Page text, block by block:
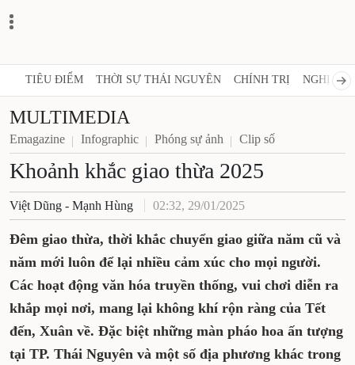
TIÊU ĐIỂM THỜI SỰ THÁI NGUYÊN CHÍNH TRỊ NGHỊ
MULTIMEDIA
Emagazine Infographic Phóng sự ảnh Clip số
Khoảnh khắc giao thừa 2025
Việt Dũng - Mạnh Hùng 02:32, 29/01/2025
Đêm giao thừa, thời khắc chuyển giao giữa năm cũ và
năm mới luôn để lại nhiều cảm xúc cho mọi người.
Các hoạt động văn hóa truyền thống, vui chơi diễn ra
khắp mọi nơi, mang lại không khí rộn ràng của Tết
đến, Xuân về. Đặc biệt những màn pháo hoa ấn tượng
tại TP. Thái Nguyên và một số địa phương khác trong